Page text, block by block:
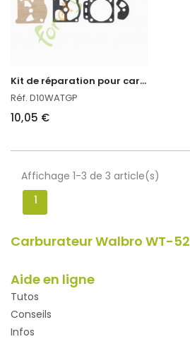
K
it de réparation pour carburateur Walbro
Réf. D10WATGP
10,05 €
Affichage 1-3 de 3 article(s)
1
Carburateur Walbro WT-52
Aide en ligne
Tutos
Conseils
Infos